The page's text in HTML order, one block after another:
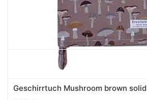
Geschirrtuch Mushroom brown solid